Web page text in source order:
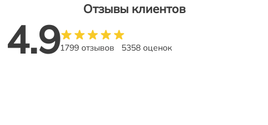
Отзывы клиентов
4.91799 отзывов 5358 оценок